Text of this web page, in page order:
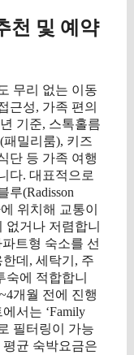
천 및 예약
무리 없는 이동
근성, 가족 편의
기준, 스톡홀름
밀리룸), 키즈
단 등 가족 여행
다. 대표적으로
루(Radisson
위치해 교통이
없거나 저렴합니
트형 숙소를 선
데, 세탁기, 주
숙에 적합합니
개월 전에 진행
서는 ‘Family
필터링이 가능
평균 숙박요금은